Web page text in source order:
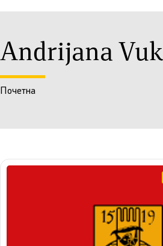
Andrijana
Почетна